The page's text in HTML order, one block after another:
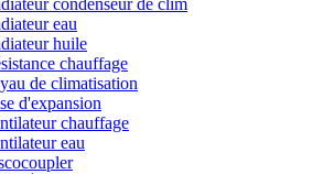
condenseur de clim
eau
huile
chauffage
de climatisation
d'expansion
chauffage
eau